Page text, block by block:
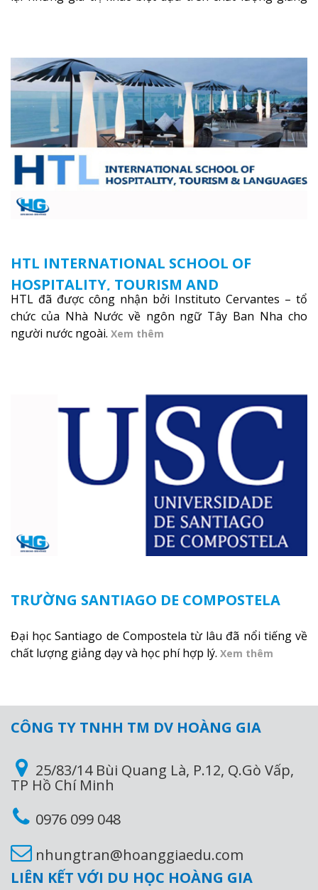
HTL INTERNATIONAL SCHOOL OF
HOSPITALITY, TOURISM AND
LANGUAGES
HTL đã được công nhận bởi Instituto Cervantes – tổ
chức của Nhà Nước về ngôn ngữ Tây Ban Nha cho
người nước ngoài. Xem thêm
TRƯỜNG SANTIAGO DE COMPOSTELA
Đại học Santiago de Compostela từ lâu đã nổi tiếng về
chất lượng giảng dạy và học phí hợp lý. Xem thêm
CÔNG TY TNHH TM DV HOÀNG GIA
25/83/14 Bùi Quang Là, P.12, Q.Gò Vấp,
TP Hồ Chí Minh
0976 099 048
nhungtran@hoanggiaedu.com
LIÊN KẾT VỚI DU HỌC HOÀNG GIA